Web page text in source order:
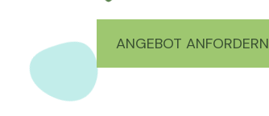
ANGEBOT ANFORDERN